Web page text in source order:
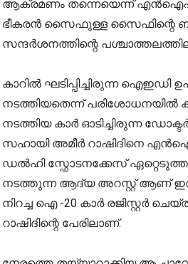
ആക്രമണം തന്നെയെന്ന് എൻഐഎ
ഭീകരൻ സൈഫുള്ള സൈഫിന്റെ
സന്ദർശനത്തിന്റെ
കാറിൽ ഘടിപ്പിച്ചിരുന്ന ഐഇഡി
നടത്തിയതെന്ന് പരിശോധനയിൽ
നടത്തിയ കാർ ഓടിച്ചിരുന്ന
സഹായി അമീർ റാഷിദിനെ
ഡൽഹി സ്ഫോടനക്കേസ്
നടത്തുന്ന ആദ്യ അറസ്റ്റ് ആണ്
നിറച്ച ഐ -20 കാർ രജിസ്റ്റർ
റാഷിദിന്റെ പേരിലാണ്.